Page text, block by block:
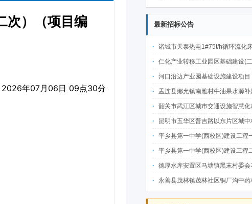
最新招标公告
诸城市天泰热电1#75t/h循环流化床锅炉及配套设施升级改造项目（设计施工一体
仁化产业转移工业园区基础建设(二期)一韶关仁化产业园区工业二路道路及桥梁(西侧扩园段)建设
河口沿边产业园基础设施建设项目（二期）设计施工总承包（EPC）(三次
孟连县娜允镇南雅村牛油果水源补足提质增效建设项目
韶关市武江区城市交通设施智慧化改造提升项目-基础建设工程（一期）A标段施
昆明市五华区普吉路以东片区城中村改造项目（一期）A7、A-4-2地块安置房项目供配电设计施工一体化
平乡县第一中学(西校区)建设工程一标段施工
平乡县第一中学(西校区)建设工程二标段施工
德厚水库安置区马塘镇黑末村委会花庄移民安置点美丽家园·移民新村建设项
永善县茂林镇茂林社区铜厂沟中药材产业配套水利设施建设项目